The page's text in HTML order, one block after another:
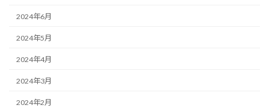
2024年6月
2024年5月
2024年4月
2024年3月
2024年2月